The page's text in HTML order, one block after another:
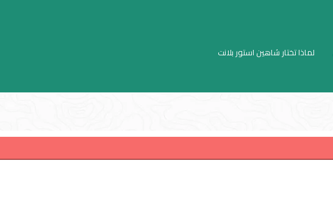
لماذا تختار شاهين استور بلانت